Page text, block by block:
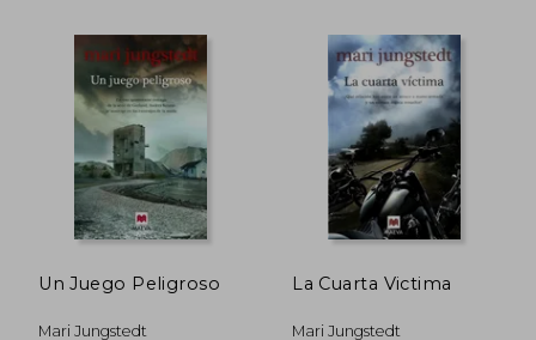
₡ 11.105
Un Juego Peligroso
Mari Jungstedt
La Cuarta Victima
Mari Jungstedt